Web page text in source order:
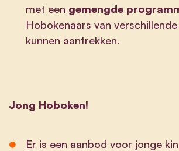
met een gemengde
Hobokenaars van
kunnen aantrekken.
Jong Hoboken!
Er is een aanbod voor jonge